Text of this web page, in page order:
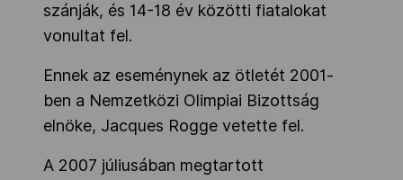
Los Angeles 2028
MOB
szánják, és 14-18 év közötti fiatalokat
vonultat fel.
Ennek az eseménynek az ötletét 2001-
ben a Nemzetközi Olimpiai Bizottság
elnöke, Jacques Rogge vetette fel.
A 2007 júliusában megtartott